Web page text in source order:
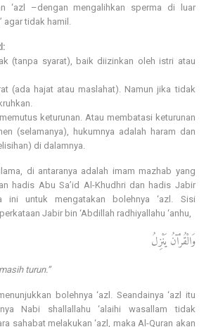
‘azl –dengan mengalihkan sperma di luar
tidak hamil.
(tanpa syarat), baik diizinkan oleh istri atau
(ada hajat atau maslahat). Namun jika tidak
keturunan. Atau membatasi keturunan
(selamanya), hukumnya adalah haram dan
di dalamnya.
di antaranya adalah imam mazhab yang
hadis Abu Sa’id Al-Khudhri dan hadis Jabir
ini untuk mengatakan bolehnya ‘azl. Sisi
Jabir bin ‘Abdillah radhiyallahu ‘anhu,
وَالْقُرْآنُ يَنْزِلُ
turun.”
bolehnya ‘azl. Seandainya ‘azl itu
Nabi shallallahu ‘alaihi wasallam tidak
sahabat melakukan ‘azl, maka Al-Quran akan